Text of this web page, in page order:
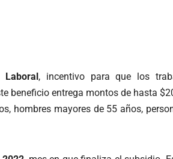
Laboral, incentivo para que los
beneficio entrega montos de hasta
hombres mayores de 55 años,